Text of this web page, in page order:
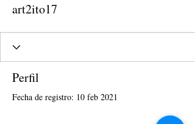
art2ito17
Perfil
Fecha de registro: 10 feb 2021